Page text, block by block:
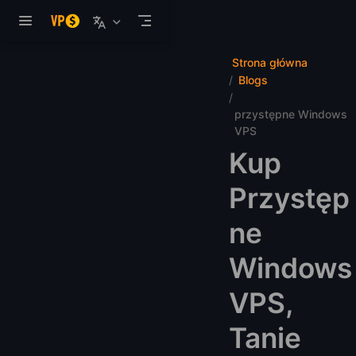
Strona główna
Blogs
przystępne Windows
VPS
Kup
Przystęp
ne
Windows
VPS,
Tanie